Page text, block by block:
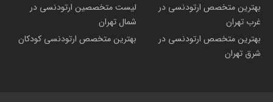
بهترین متخصص ارتودنسی در
غرب تهران
لیست متخصصین ارتودنسی در
شمال تهران
بهترین متخصص ارتودنسی در
شرق تهران
بهترین متخصص ارتودنسی کودکان